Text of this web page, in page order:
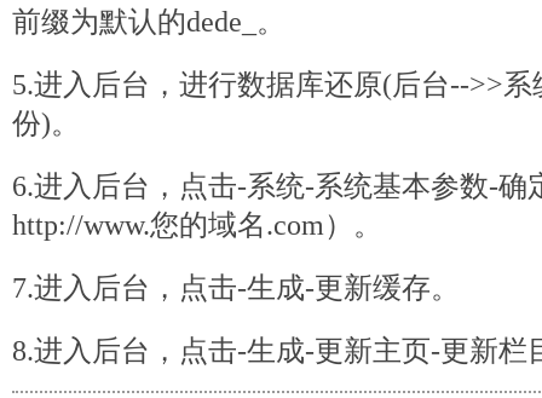
前缀为默认的dede_。
5.进入后台，进行数据库还原(后台-->>
份)。
6.进入后台，点击-系统-系统基本参数-确
http://www.您的域名.com）。
7.进入后台，点击-生成-更新缓存。
8.进入后台，点击-生成-更新主页-更新栏